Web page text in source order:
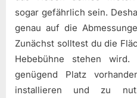
sogar gefährlich sein.
genau auf die
Zunächst solltest du die
Hebebühne stehen wird.
genügend Platz
installieren und zu